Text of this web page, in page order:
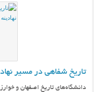
تاریخ شفاهی در مسیر
دانشگاه‌های تاریخ اصفهان و